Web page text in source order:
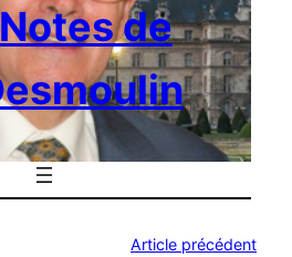
de
Article précédent